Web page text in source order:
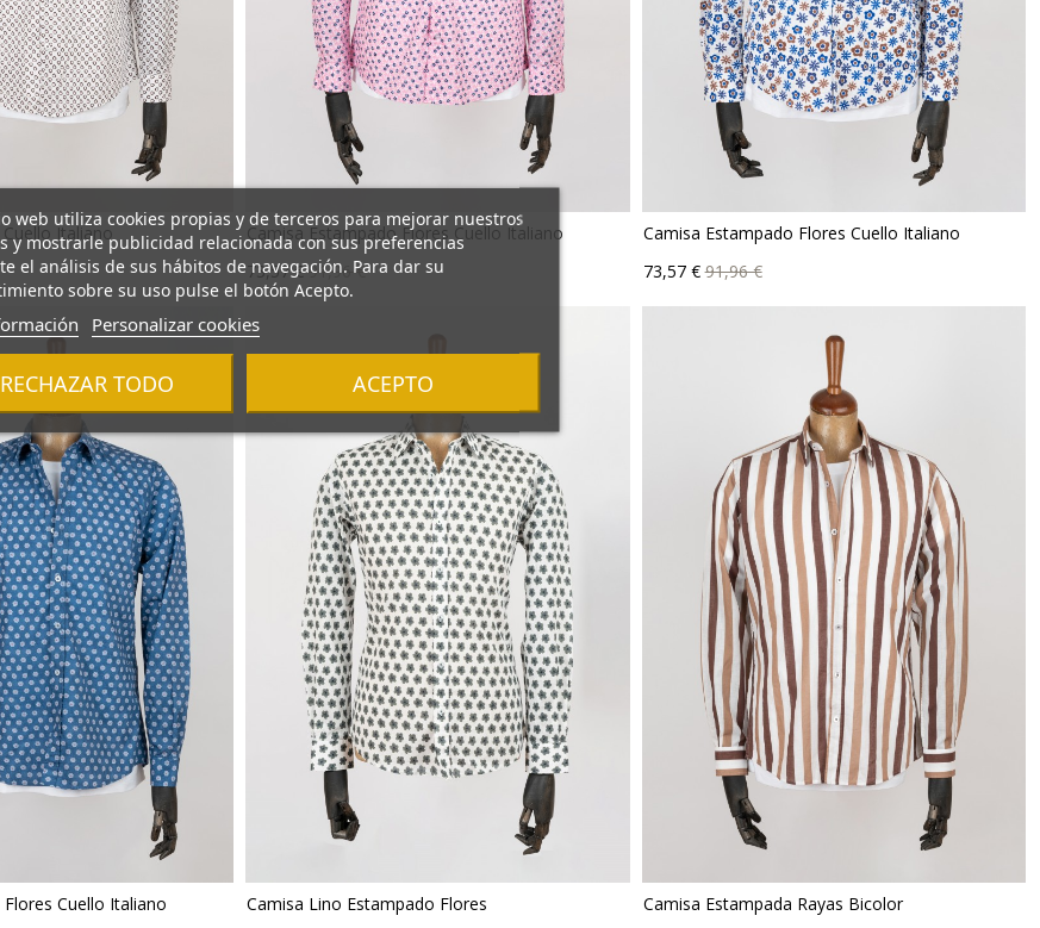
web utiliza cookies propias y de terceros para mejorar nuestros
y mostrarle publicidad relacionada con sus preferencias
el análisis de sus hábitos de navegación. Para dar su
sobre su uso pulse el botón Acepto.
Personalizar cookies
RECHAZAR TODO ACEPTO
Italiano Camisa Estampado Flores Cuello Italiano
Precio
73,57 €Precio
base
91,96 €
Camisa Estampado Flores Cuello Italiano
Precio
73,57 €Precio
base
91,96 €
Cuello Italiano Camisa Lino Estampado Flores Camisa Estampada Rayas Bicolor